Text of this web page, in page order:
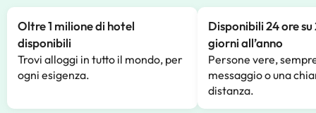
Oltre 1 milione di hotel
disponibili
Trovi alloggi in tutto il mondo, per
ogni esigenza.
Disponibili 24 ore su
giorni all’anno
Persone vere,
messaggio o una
distanza.